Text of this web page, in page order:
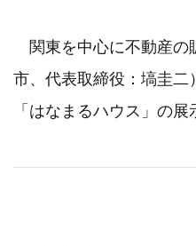
関東を中心に不動産の
市、代表取締役：塙圭二
「はなまるハウス」の